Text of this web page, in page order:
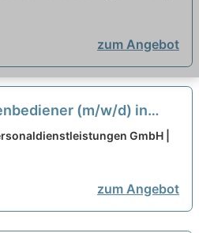
zum Angebot
(m/w/d) in
neu
GmbH |
zum Angebot